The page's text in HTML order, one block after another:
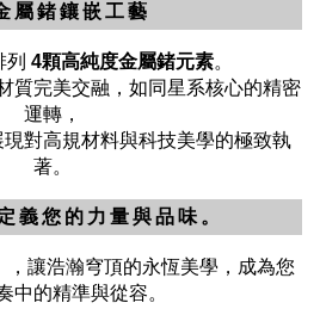
屬鍺鑲嵌工藝
4顆高純度金屬鍺元素。
質完美交融，如同星系核心的精密
運轉，
對高規材料與科技美學的極致執
著。
義您的力量與品味。
，讓浩瀚穹頂的永恆美學，成為您
中的精準與從容。